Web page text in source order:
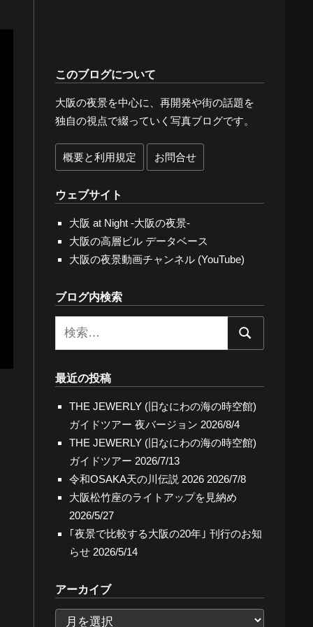
このブログについて
大阪の夜景を中心に、再開発や街の話題を
独自の視点で綴っていく写真ブログです。
概要と利用規定 お問合せ
ウェブサイト
大阪 at Night -大阪の夜景-
大阪の高層ビル データベース
大阪の夜景動画チャンネル (YouTube)
ブログ内検索
検
最近の投稿
THE JEWERLY (旧なにわの海の時空館)
ガイドツアー 夜バージョン 2026/8/4
THE JEWERLY (旧なにわの海の時空館)
ガイドツアー 2026/7/13
令和OSAKA天の川伝説 2026 2026/7/8
大阪松竹座のライトアップを見納め
2026/5/27
｢夜景で比較する大阪の20年｣ 刊行のお知
らせ 2026/5/14
アーカイブ